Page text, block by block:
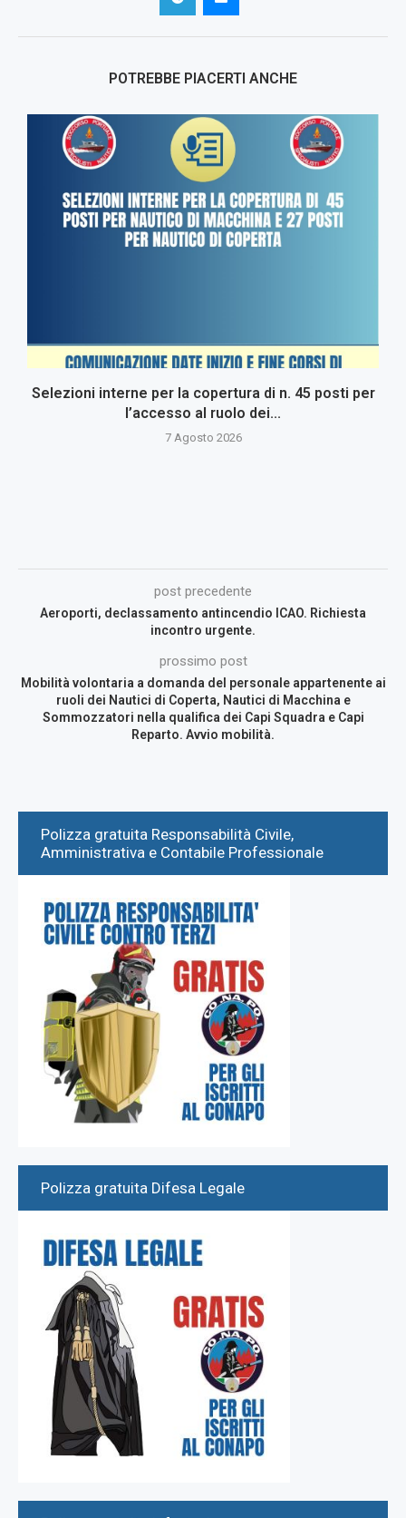
POTREBBE PIACERTI ANCHE
Selezioni interne per la copertura di n. 45 posti per
l’accesso al ruolo dei...
7 Agosto 2026
post precedente
Aeroporti, declassamento antincendio ICAO. Richiesta
incontro urgente.
prossimo post
Mobilità volontaria a domanda del personale appartenente ai
ruoli dei Nautici di Coperta, Nautici di Macchina e
Sommozzatori nella qualifica dei Capi Squadra e Capi
Reparto. Avvio mobilità.
Polizza gratuita Responsabilità Civile,
Amministrativa e Contabile Professionale
Polizza gratuita Difesa Legale